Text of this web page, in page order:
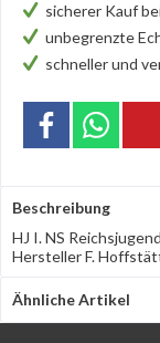
sicherer Kauf
unbegrenzte
schneller und
Beschreibung
HJ I. NS
Hersteller F.
Ähnliche Artikel